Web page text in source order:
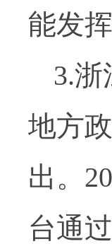
能发挥
3.
地方
出。
台通